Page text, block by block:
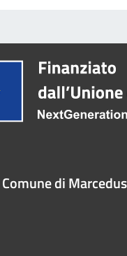
Comune di